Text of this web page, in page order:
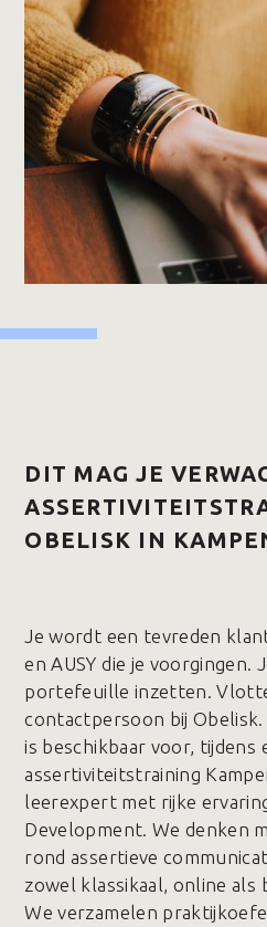
DIT MAG JE
OBELISK IN
Je wordt een tevreden
en AUSY die je voorgingen.
portefeuille inzetten. Vlotte
contactpersoon bij
is beschikbaar voor, tijdens
assertiviteitstraining
leerexpert met rijke
Development. We denken
rond assertieve
zowel klassikaal, online als
We verzamelen